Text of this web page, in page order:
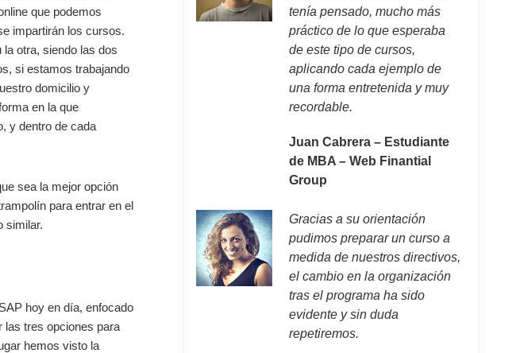
que podemos
impartirán los cursos.
otra, siendo las dos
si estamos trabajando
domicilio y
en la que
y dentro de cada
sea la mejor opción
para entrar en el
similar.
hoy en día, enfocado
las tres opciones para
hemos visto la
tenía pensado, mucho más
práctico de lo que esperaba
de este tipo de cursos,
aplicando cada ejemplo de
una forma entretenida y muy
recordable.
Juan Cabrera – Estudiante
de MBA – Web Finantial
Group
Gracias a su orientación
pudimos preparar un curso a
medida de nuestros directivos,
el cambio en la organización
tras el programa ha sido
evidente y sin duda
repetiremos.